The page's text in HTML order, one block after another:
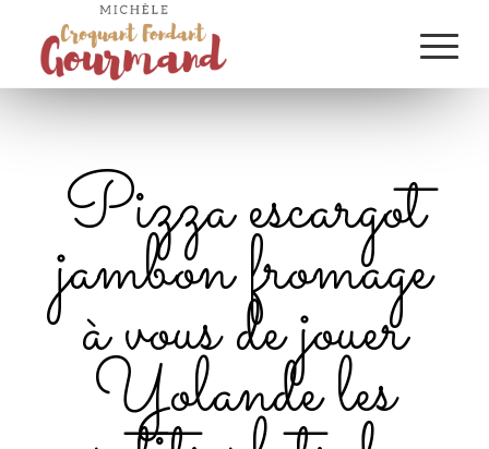
Pizza escargot
jambon fromage
à vous de jouer
Yolande les